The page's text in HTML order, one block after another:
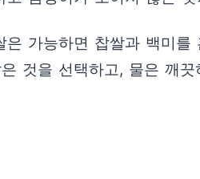
가능하면 찹쌀과 백미
것을 선택하고, 물은 깨